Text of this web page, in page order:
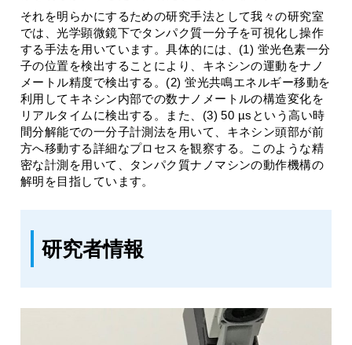
それを明らかにするための研究手法として我々の研究室
では、光学顕微鏡下でタンパク質一分子を可視化し操作
する手法を用いています。具体的には、(1) 蛍光色素一分
子の位置を検出することにより、キネシンの運動をナノ
メートル精度で検出する。(2) 蛍光共鳴エネルギー移動を
利用してキネシン内部での数ナノメートルの構造変化を
リアルタイムに検出する。また、(3) 50 µsという高い時
間分解能での一分子計測法を用いて、キネシン頭部が前
方へ移動する詳細なプロセスを観察する。このような精
密な計測を用いて、タンパク質ナノマシンの動作機構の
解明を目指しています。
研究者情報